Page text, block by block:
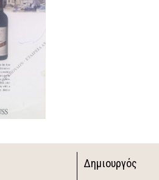
Δημιουργός